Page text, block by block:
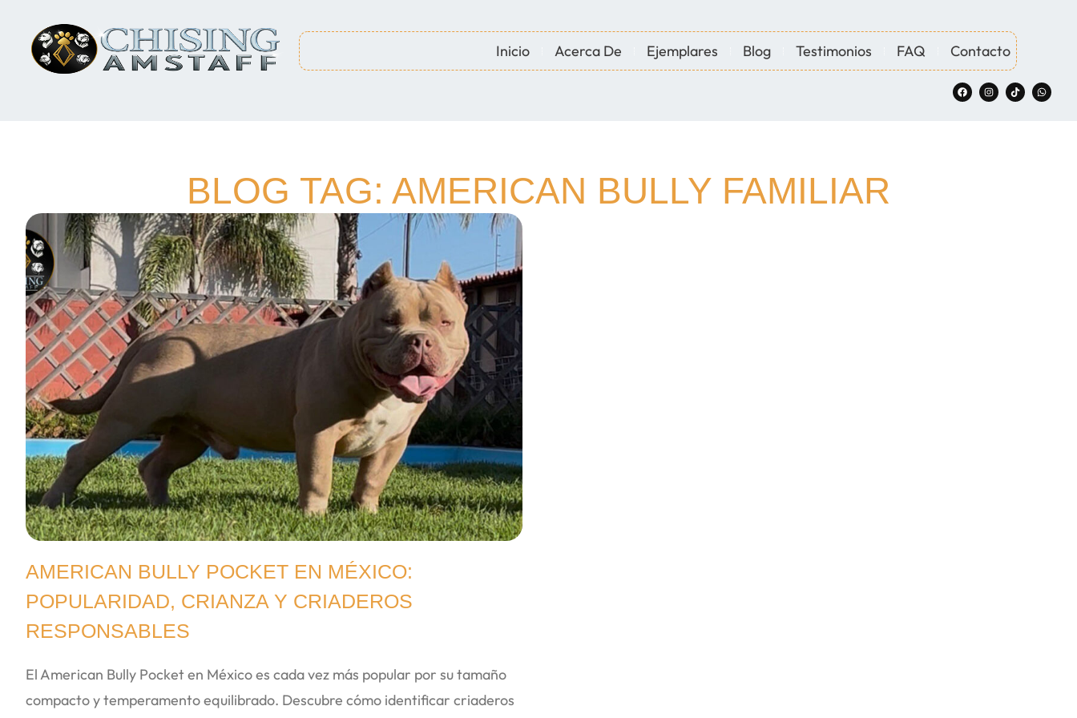
Inicio Acerca De Ejemplares Blog Testimonios FAQ Contacto
BLOG TAG: AMERICAN BULLY FAMILIAR
AMERICAN BULLY POCKET EN MÉXICO:
POPULARIDAD, CRIANZA Y CRIADEROS
RESPONSABLES
El American Bully Pocket en México es cada vez más popular por su tamaño
compacto y temperamento equilibrado. Descubre cómo identificar criaderos